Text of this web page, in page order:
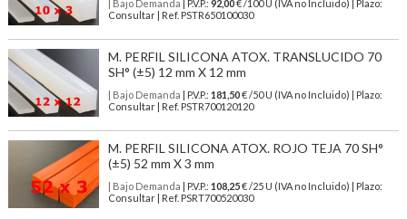
| Bajo Demanda | P.V.P.: 92,00€ /100 U (IVA no Incluido) | Plazo:
Consultar | Ref. PSTR650100030
M. PERFIL SILICONA ATOX. TRANSLUCIDO 70
SH° (±5) 12 mm X 12 mm
| Bajo Demanda | P.V.P.: 181,50€ /50 U (IVA no Incluido) | Plazo:
Consultar | Ref. PSTR700120120
M. PERFIL SILICONA ATOX. ROJO TEJA 70 SH°
(±5) 52 mm X 3 mm
| Bajo Demanda | P.V.P.: 108,25€ /25 U (IVA no Incluido) | Plazo:
Consultar | Ref. PSRT700520030